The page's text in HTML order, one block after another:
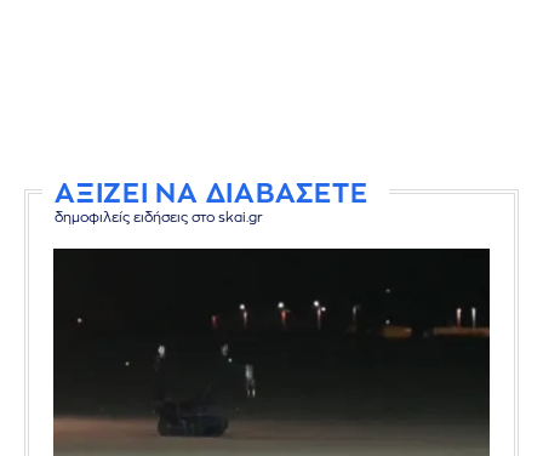
ΑΞΙΖΕΙ ΝΑ ΔΙΑΒΑΣΕΤΕ
δημοφιλείς ειδήσεις στο skai.gr